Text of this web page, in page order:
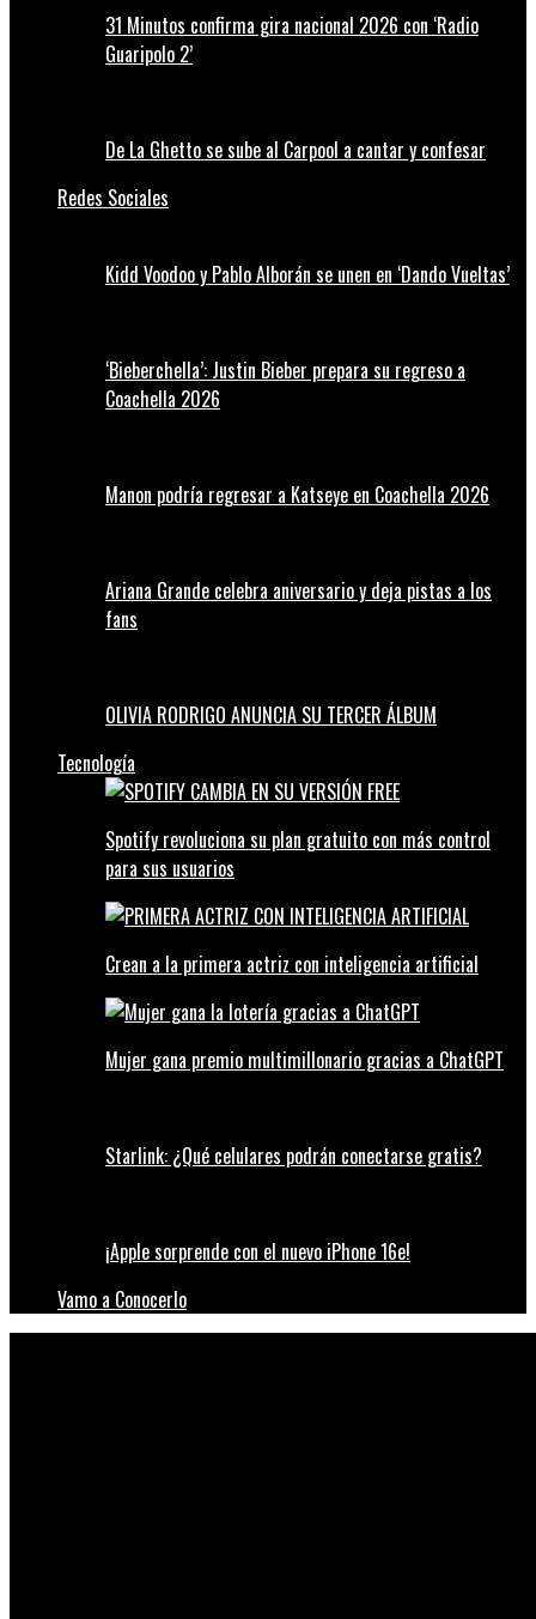
31 Minutos confirma gira nacional 2026 con ‘Radio
Guaripolo 2’
De La Ghetto se sube al Carpool a cantar y confesar
Redes Sociales
Kidd Voodoo y Pablo Alborán se unen en ‘Dando Vueltas’
‘Bieberchella’: Justin Bieber prepara su regreso a
Coachella 2026
Manon podría regresar a Katseye en Coachella 2026
Ariana Grande celebra aniversario y deja pistas a los
fans
OLIVIA RODRIGO ANUNCIA SU TERCER ÁLBUM
Tecnología
Spotify revoluciona su plan gratuito con más control
para sus usuarios
Crean a la primera actriz con inteligencia artificial
Mujer gana premio multimillonario gracias a ChatGPT
Starlink: ¿Qué celulares podrán conectarse gratis?
¡Apple sorprende con el nuevo iPhone 16e!
Vamo a Conocerlo